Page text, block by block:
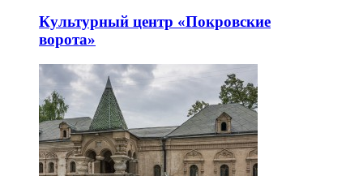
Культурный центр «Покровские
ворота»